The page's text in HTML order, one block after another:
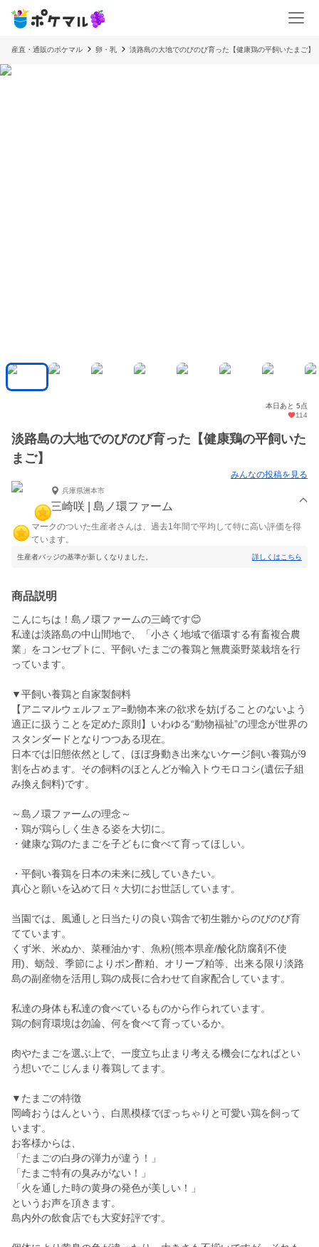
産直・通販のポケマル 卵・乳 淡路島の大地でのびのび育った【健康鶏の平飼いたまご】
本日あと 5点
114
淡路島の大地でのびのび育った【健康鶏の平飼いた
まご】
みんなの投稿を見る
兵庫県洲本市
三崎咲 | 島ノ環ファーム
マークのついた生産者さんは、過去1年間で平均して特に高い評価を得
ています。
生産者バッジの基準が新しくなりました。 詳しくはこちら
商品説明
こんにちは！島ノ環ファームの三崎です😊
私達は淡路島の中山間地で、「小さく地域で循環する有畜複合農
業」をコンセプトに、平飼いたまごの養鶏と無農薬野菜栽培を行
っています。
▼平飼い養鶏と自家製飼料
【アニマルウェルフェア=動物本来の欲求を妨げることのないよう
適正に扱うことを定めた原則】いわゆる“動物福祉”の理念が世界の
スタンダードとなりつつある現在。
日本では旧態依然として、ほぼ身動き出来ないケージ飼い養鶏が9
割を占めます。その飼料のほとんどが輸入トウモロコシ(遺伝子組
み換え飼料)です。
～島ノ環ファームの理念～
・鶏が鶏らしく生きる姿を大切に。
・健康な鶏のたまごを子どもに食べて育ってほしい。
・平飼い養鶏を日本の未来に残していきたい。
真心と願いを込めて日々大切にお世話しています。
当園では、風通しと日当たりの良い鶏舎で初生雛からのびのび育
てています。
くず米、米ぬか、菜種油かす、魚粉(熊本県産/酸化防腐剤不使
用)、蛎殻、季節によりポン酢粕、オリーブ粕等、出来る限り淡路
島の副産物を活用し鶏の成長に合わせて自家配合しています。
私達の身体も私達の食べているものから作られています。
鶏の飼育環境は勿論、何を食べて育っているか。
肉やたまごを選ぶ上で、一度立ち止まり考える機会になればとい
う想いでこじんまり養鶏してます。
▼たまごの特徴
岡崎おうはんという、白黒模様でぽっちゃりと可愛い鶏を飼って
います。
お客様からは、
「たまごの白身の弾力が違う！」
「たまご特有の臭みがない！」
「火を通した時の黄身の発色が美しい！」
というお声を頂きます。
島内外の飲食店でも大変好評です。